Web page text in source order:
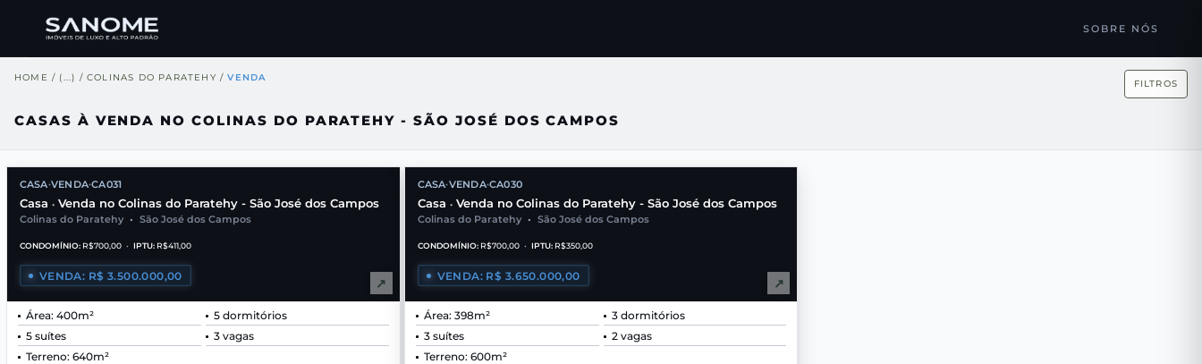
SOBRE NÓS
HOME / (...) / COLINAS DO PARATEHY / VENDA
FILTROS
CASAS À VENDA NO COLINAS DO PARATEHY - SÃO JOSÉ DOS CAMPOS
CASA•VENDA•CA031
Casa •Venda no Colinas do Paratehy - São José dos Campos
Colinas do Paratehy • São José dos Campos
CONDOMÍNIO:R$700,00 • IPTU:R$411,00
VENDA: R$ 3.500.000,00 ↗
Área: 400m²
5 dormitórios
5 suítes
3 vagas
Terreno: 640m²
CASA•VENDA•CA030
Casa •Venda no Colinas do Paratehy - São José dos Campos
Colinas do Paratehy • São José dos Campos
CONDOMÍNIO:R$700,00 • IPTU:R$350,00
VENDA: R$ 3.650.000,00 ↗
Área: 398m²
3 dormitórios
3 suítes
2 vagas
Terreno: 600m²